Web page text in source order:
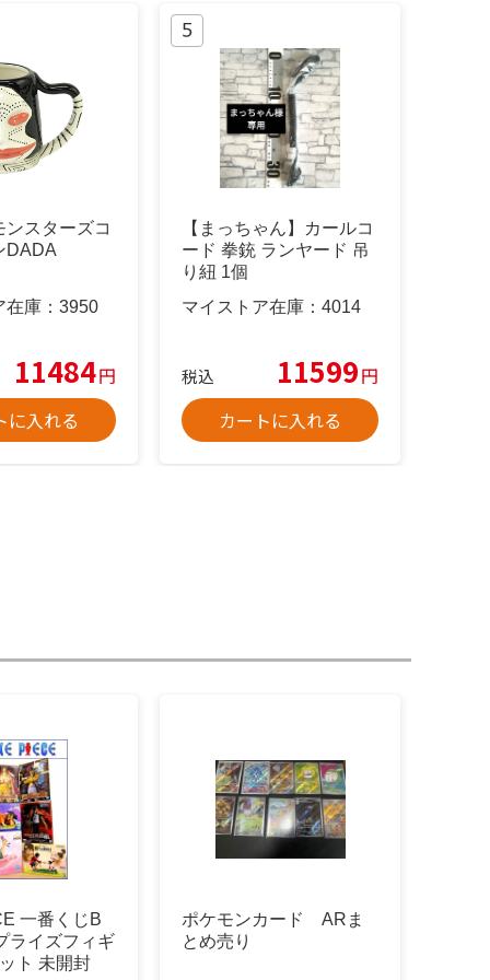
ンスターズコ
DADA
庫： 3950
11484円
に入れる
【まっちゃん】カールコ
ード 拳銃 ランヤード 吊
り紐 1個
マイストア在庫： 4014
税込 11599円
カートに入れる
一番くじB
ライズフィギ
ト 未開封
ポケモンカード ARま
とめ売り